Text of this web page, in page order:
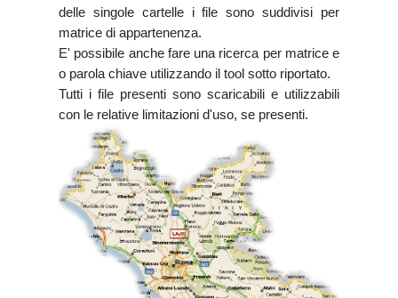
delle singole cartelle i file sono suddivisi per
matrice di appartenenza.
E' possibile anche fare una ricerca per matrice e
o parola chiave utilizzando il tool sotto riportato.
Tutti i file presenti sono scaricabili e utilizzabili
con le relative limitazioni d'uso, se presenti.